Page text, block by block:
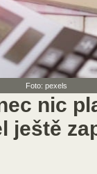
Foto: pexels
nic
ještě